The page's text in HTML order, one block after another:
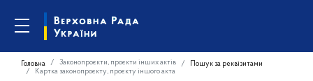
Головна Законопроєкти, проєкти інших актів
Пошук за реквізитами
Картка законопроєкту, проєкту іншого акта